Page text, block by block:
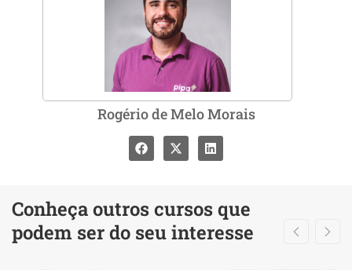
Rogério de Melo Morais
Conheça outros cursos que
podem ser do seu interesse